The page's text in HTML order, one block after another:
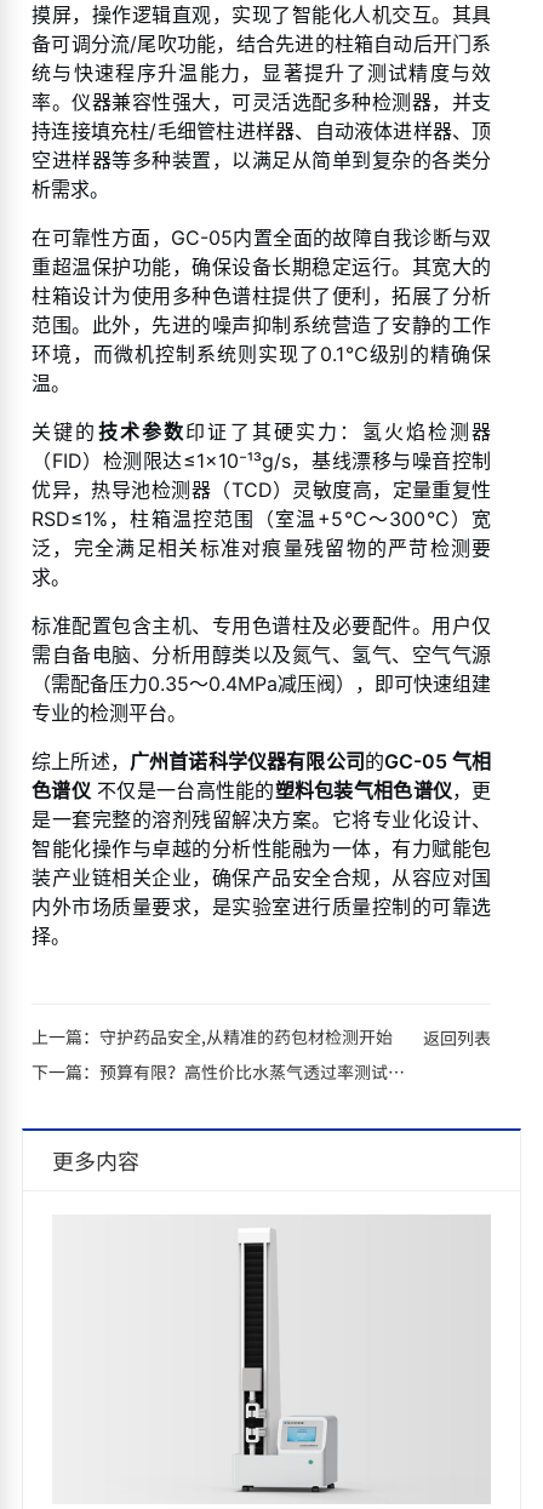
摸屏，操作逻辑直观，实现了智能化人机交互。其具
备可调分流/尾吹功能，结合先进的柱箱自动后开门系
统与快速程序升温能力，显著提升了测试精度与效
率。仪器兼容性强大，可灵活选配多种检测器，并支
持连接填充柱/毛细管柱进样器、自动液体进样器、顶
空进样器等多种装置，以满足从简单到复杂的各类分
析需求。
在可靠性方面，GC-05内置全面的故障自我诊断与双
重超温保护功能，确保设备长期稳定运行。其宽大的
柱箱设计为使用多种色谱柱提供了便利，拓展了分析
范围。此外，先进的噪声抑制系统营造了安静的工作
环境，而微机控制系统则实现了0.1℃级别的精确保
温。
关键的 技术参数印证了其硬实力：氢火焰检测器
（FID）检测限达≤1×10⁻¹³g/s，基线漂移与噪音控制
优异，热导池检测器（TCD）灵敏度高，定量重复性
RSD≤1%，柱箱温控范围（室温+5℃～300℃）宽
泛，完全满足相关标准对痕量残留物的严苛检测要
求。
标准配置包含主机、专用色谱柱及必要配件。用户仅
需自备电脑、分析用醇类以及氮气、氢气、空气气源
（需配备压力0.35～0.4MPa减压阀），即可快速组建
专业的检测平台。
综上所述， 广州首诺科学仪器有限公司的GC-05 气相
色谱仪不仅是一台高性能的塑料包装气相色谱仪，更
是一套完整的溶剂残留解决方案。它将专业化设计、
智能化操作与卓越的分析性能融为一体，有力赋能包
装产业链相关企业，确保产品安全合规，从容应对国
内外市场质量要求，是实验室进行质量控制的可靠选
择。
上一篇： 守护药品安全,从精准的药包材检测开始
下一篇：预算有限？高性价比水蒸气透过率测试仪选购策略
返回列表
更多内容